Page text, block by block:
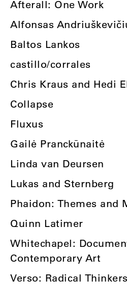
Afterall: One Work
Alfonsas
Baltos Lankos
castillo/corrales
Chris Kraus and Hedi
Collapse
Fluxus
Gailė Pranckūnaitė
Linda van Deursen
Lukas and Sternberg
Phaidon: Themes and
Quinn Latimer
Whitechapel:
Contemporary Art
Verso: Radical Thinkers